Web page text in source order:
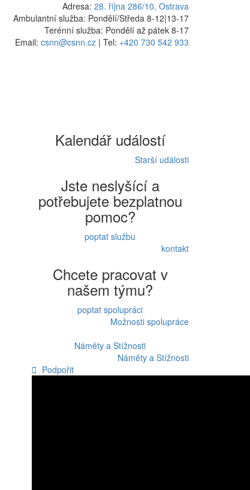
Adresa: 28. října 286/10, Ostrava
Ambulantní služba: Pondělí/Středa 8-12|13-17
Terénní služba: Pondělí až pátek 8-17
Email: csnn@csnn.cz | Tel: +420 730 542 933
Kalendář událostí
Starší události
Jste neslyšící a
potřebujete bezplatnou
pomoc?
poptat službu
kontakt
Chcete pracovat v
našem týmu?
poptat spolupráci
Možnosti spolupráce
Náměty a Stížnosti
Náměty a Stížnosti
Podpořit